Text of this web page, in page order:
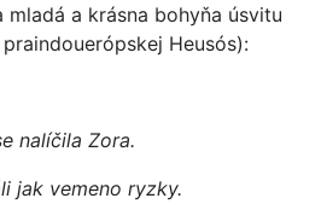
a krásna bohyňa úsvitu
Heusós):
nalíčila Zora.
jak vemeno ryzky.